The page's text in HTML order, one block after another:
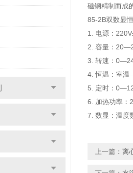
磁钢精制而成
85-2B双数显
1. 电源：
2. 容量：
3. 转速：
4. 恒温：室
5. 定时：
6. 加热功率：
7. 数显：温度
上一篇： 离